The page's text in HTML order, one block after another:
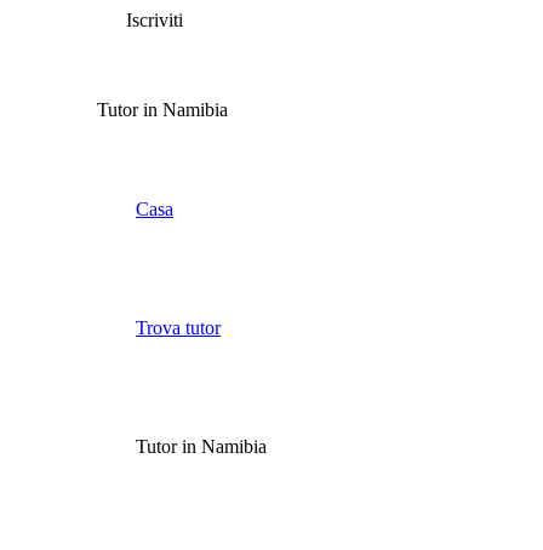
Iscriviti
Tutor in Namibia
Casa
Trova tutor
Tutor in Namibia